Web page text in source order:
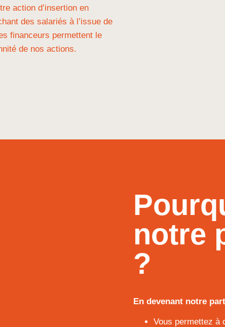
action d’insertion en
des salariés à l’issue de
financeurs permettent le
de nos actions.
notre
?
En devenant notre
Vous permettez à